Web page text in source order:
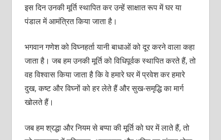
इस दिन उनकी मूर्ति स्थापित कर उन्हें साक्षात रूप में घर या
पंडाल में आमंत्रित किया जाता है।
भगवान गणेश को विघ्नहर्ता यानी बाधाओं को दूर करने वाला कहा
जाता है। जब हम उनकी मूर्ति को विधिपूर्वक स्थापित करते हैं, तो
वह विश्वास किया जाता है कि वे हमारे घर में प्रवेश कर हमारे
दुख, कष्ट और विघ्नों को हर लेते हैं और सुख-समृद्धि का मार्ग
खोलते हैं।
जब हम श्रद्धा और नियम से बप्पा की मूर्ति को घर में लाते हैं, तो